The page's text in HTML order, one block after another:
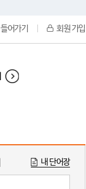
들어가기 회원 가입
내 단어장